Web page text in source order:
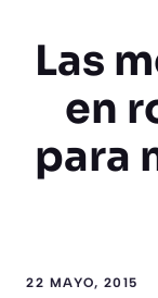
Las
en
para
22 MAYO, 2015